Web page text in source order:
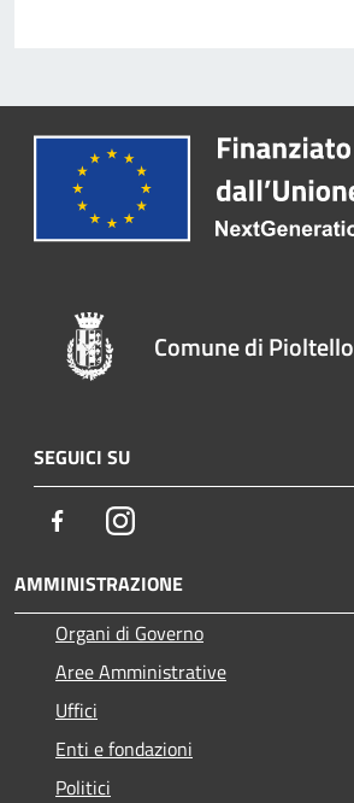
Comune di Pioltello
SEGUICI SU
FacebookInstagram
AMMINISTRAZIONE
Organi di Governo
Aree Amministrative
Uffici
Enti e fondazioni
Politici